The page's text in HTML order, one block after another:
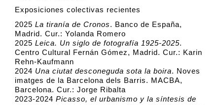
Exposiciones colectivas recientes
2025 La tiranía de Cronos. Banco de España,
Madrid. Cur.: Yolanda Romero
2025 Leica. Un siglo de fotografía 1925-2025.
Centro Cultural Fernán Gómez, Madrid. Cur.: Karin
Rehn-Kaufmann
2024 Una ciutat desconeguda sota la boira. Noves
imatges de la Barcelona dels Barris. MACBA,
Barcelona. Cur.: Jorge Ribalta
2023-2024 Picasso, el urbanismo y la síntesis de